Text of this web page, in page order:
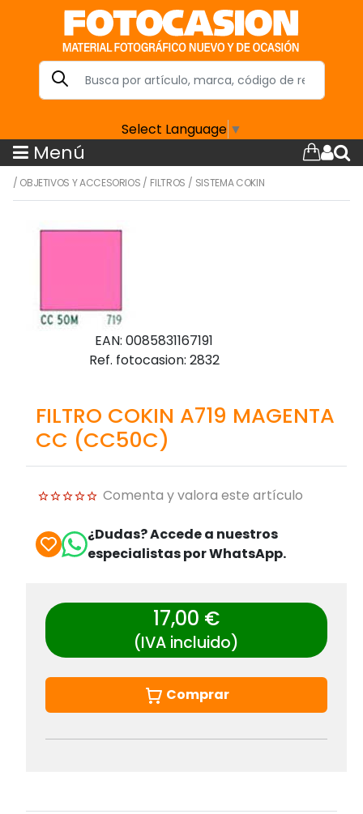
Select Language ▼
Menú
/ OBJETIVOS Y ACCESORIOS / FILTROS / SISTEMA COKIN
EAN: 0085831167191
Ref. fotocasion: 2832
FILTRO COKIN A719 MAGENTA
CC (CC50C)
Comenta y valora este artículo
¿Dudas? Accede a nuestros
especialistas por WhatsApp.
17,00 €
(IVA incluido)
Comprar